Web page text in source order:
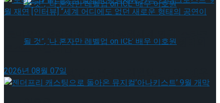
[인터뷰] “세계 어디에도 없던 새로운 형태의
공연이 될 것”, ‘나 혼자만 레벨업 on ICE’ 배우
[인터뷰] “세계 어디에도 없던 새로운 형태의
로스드’ 9월 재연
2026년 08월 07일